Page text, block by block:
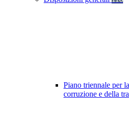
Piano triennale per
corruzione e della